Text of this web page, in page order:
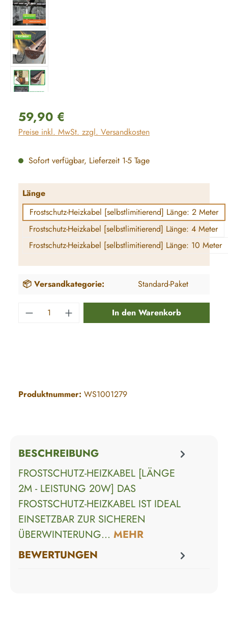
Regulärer Preis:
59,90 €
Preise inkl. MwSt. zzgl. Versandkosten
Sofort verfügbar, Lieferzeit 1-5 Tage
Längeauswählen
Frostschutz-Heizkabel [selbstlimitierend] Länge: 2 Meter
Frostschutz-Heizkabel [selbstlimitierend] Länge: 4 Meter
(Diese Option ist zurzeit nicht
Frostschutz-Heizkabel [selbstlimitierend] Länge: 10 Meter
(Diese Option ist zurzeit nicht
📦 Versandkategorie: Standard-Paket
Produkt Anzahl: Gib den gewünschten
In den Warenkorb
Produktnummer: WS1001279
BESCHREIBUNG
FROSTSCHUTZ-HEIZKABEL [LÄNGE
2M - LEISTUNG 20W] DAS
FROSTSCHUTZ-HEIZKABEL IST IDEAL
EINSETZBAR ZUR SICHEREN
ÜBERWINTERUNG… MEHR
BEWERTUNGEN